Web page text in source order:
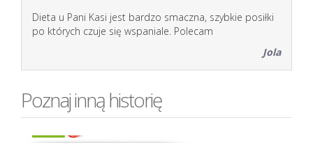
Dieta u Pani Kasi jest bardzo smaczna, szybkie posiłki
po których czuje się wspaniale. Polecam
Jola
Poznaj inną historię